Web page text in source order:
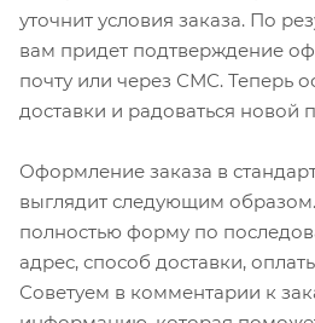
уточнит условия заказа. По
вам придет подтверждение
почту или через СМС. Теперь
доставки и радоваться новой
Оформление заказа в
выглядит следующим
полностью форму по
адрес, способ доставки,
Советуем в комментарии к